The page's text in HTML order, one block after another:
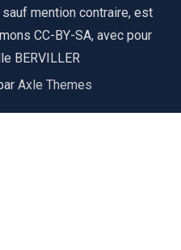
mention contraire, est
CC-BY-SA, avec pour
BERVILLER
Axle Themes